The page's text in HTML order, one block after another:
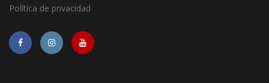
Política de privacidad